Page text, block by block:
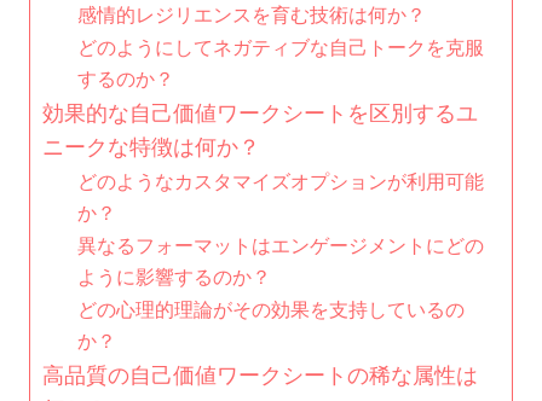
感情的レジリエンスを育む技術は何か？
どのようにしてネガティブな自己トークを克服
するのか？
効果的な自己価値ワークシートを区別するユ
ニークな特徴は何か？
どのようなカスタマイズオプションが利用可能
か？
異なるフォーマットはエンゲージメントにどの
ように影響するのか？
どの心理的理論がその効果を支持しているの
か？
高品質の自己価値ワークシートの稀な属性は